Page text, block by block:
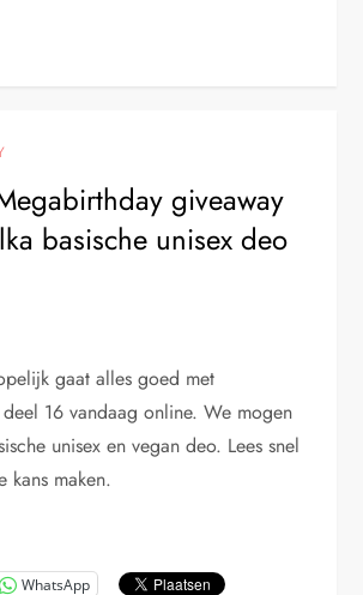
giveaway
basische unisex deo
gaat alles goed met
16 vandaag online. We mogen
unisex en vegan deo. Lees snel
kans maken.
WhatsApp